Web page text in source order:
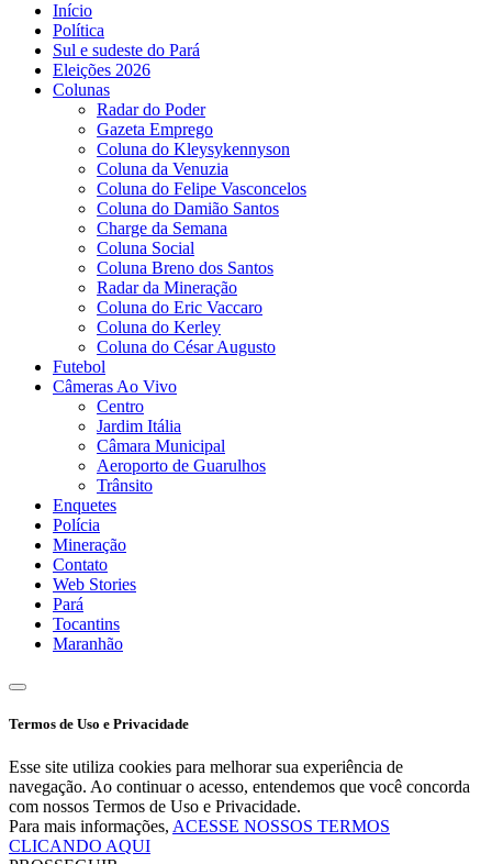
Início
Política
Sul e sudeste do Pará
Eleições 2026
Colunas
Radar do Poder
Gazeta Emprego
Coluna do Kleysykennyson
Coluna da Venuzia
Coluna do Felipe Vasconcelos
Coluna do Damião Santos
Charge da Semana
Coluna Social
Coluna Breno dos Santos
Radar da Mineração
Coluna do Eric Vaccaro
Coluna do Kerley
Coluna do César Augusto
Futebol
Câmeras Ao Vivo
Centro
Jardim Itália
Câmara Municipal
Aeroporto de Guarulhos
Trânsito
Enquetes
Polícia
Mineração
Contato
Web Stories
Pará
Tocantins
Maranhão
Termos de Uso e Privacidade
Esse site utiliza cookies para melhorar sua experiência de
navegação. Ao continuar o acesso, entendemos que você concorda
com nossos Termos de Uso e Privacidade.
Para mais informações, ACESSE NOSSOS TERMOS
CLICANDO AQUI